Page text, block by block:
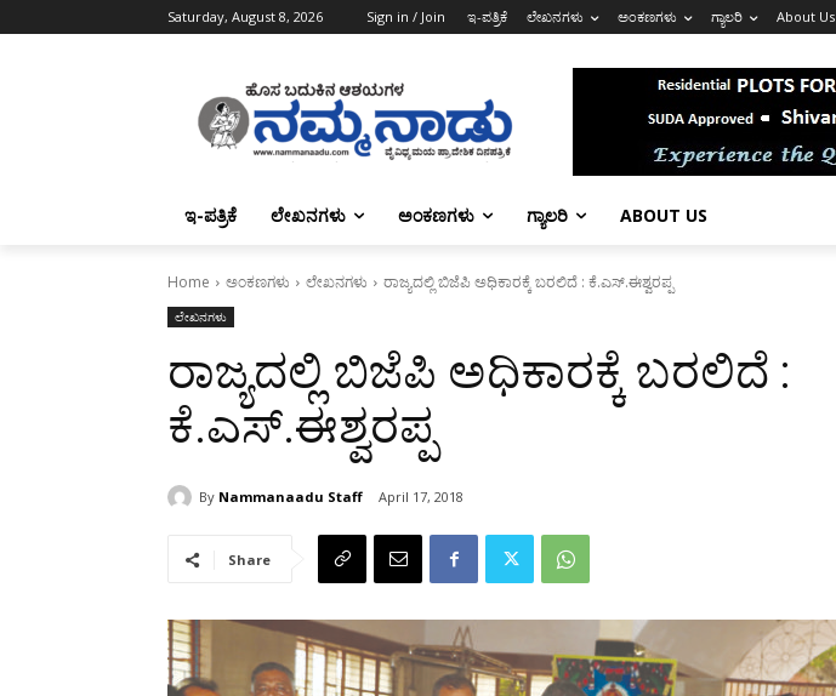
Saturday, August 8, 2026 Sign in / Join ಇ-ಪತ್ರಿಕೆ ಲೇಖನಗಳು ಅಂಕಣಗಳು ಗ್ಯಾಲರಿ About Us
ಇ-ಪತ್ರಿಕೆ ಲೇಖನಗಳು ಅಂಕಣಗಳು ಗ್ಯಾಲರಿ ABOUT US
Home ಅಂಕಣಗಳು ಲೇಖನಗಳು ರಾಜ್ಯದಲ್ಲಿ ಬಿಜೆಪಿ ಅಧಿಕಾರಕ್ಕೆ ಬರಲಿದೆ : ಕೆ.ಎಸ್.ಈಶ್ವರಪ್ಪ
ಲೇಖನಗಳು
ರಾಜ್ಯದಲ್ಲಿ ಬಿಜೆಪಿ ಅಧಿಕಾರಕ್ಕೆ ಬರಲಿದೆ :
ಕೆ.ಎಸ್.ಈಶ್ವರಪ್ಪ
By Nammanaadu Staff April 17, 2018
Share